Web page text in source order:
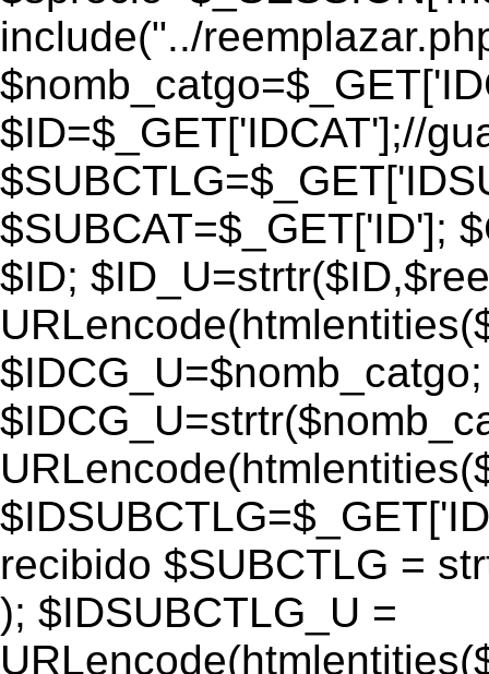
include("../
$ID=$_GET['IDCAT'];//
$SUBCAT=$_GET['ID'];
$ID;
$IDCG_U=$nomb_catgo;
recibido $SUBCTLG =
); $IDSUBCTLG_U =